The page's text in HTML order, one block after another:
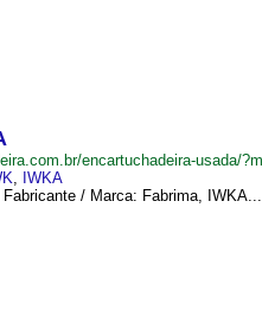
encartuchadeira-usada/
, IWKA
/ Marca: Fabrima,